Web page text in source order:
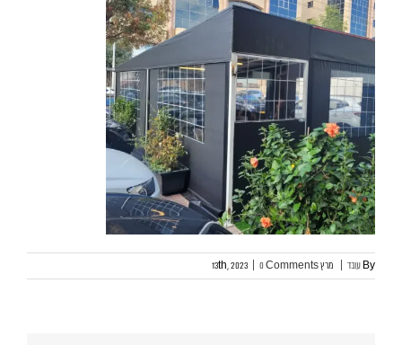
By עובד מרץ 13th, 20230 Comments